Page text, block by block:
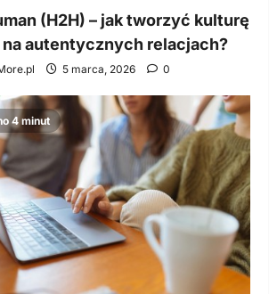
(H2H) – jak tworzyć kulturę
autentycznych relacjach?
5 marca, 2026 0
4 minut